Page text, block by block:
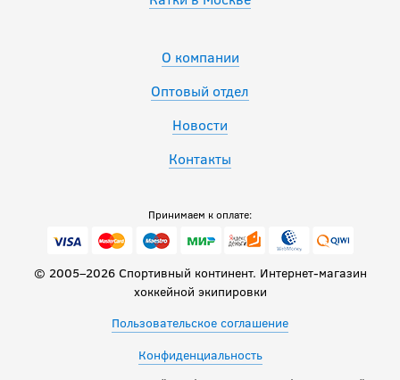
О компании
Оптовый отдел
Новости
Контакты
Принимаем к оплате:
© 2005–2026 Спортивный континент. Интернет-магазин
хоккейной экипировки
Пользовательское соглашение
Конфиденциальность